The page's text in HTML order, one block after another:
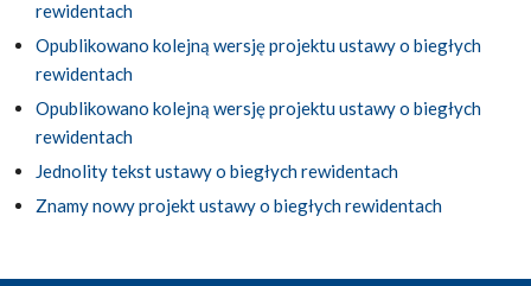
rewidentach
Opublikowano kolejną wersję projektu ustawy o biegłych
rewidentach
Opublikowano kolejną wersję projektu ustawy o biegłych
rewidentach
Jednolity tekst ustawy o biegłych rewidentach
Znamy nowy projekt ustawy o biegłych rewidentach